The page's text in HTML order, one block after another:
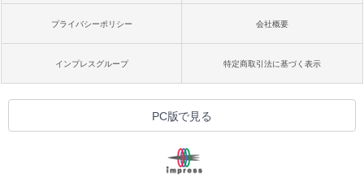
プライバシーポリシー 会社概要
インプレスグループ 特定商取引法に基づく表示
PC版で見る